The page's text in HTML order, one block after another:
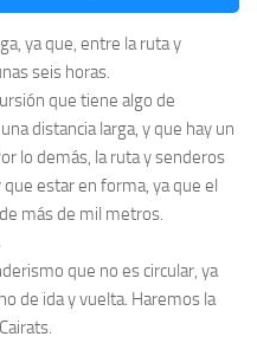
ya que, entre la ruta y
seis horas.
que tiene algo de
distancia larga, y que hay un
lo demás, la ruta y senderos
estar en forma, ya que el
más de mil metros.
que no es circular, ya
de ida y vuelta. Haremos la